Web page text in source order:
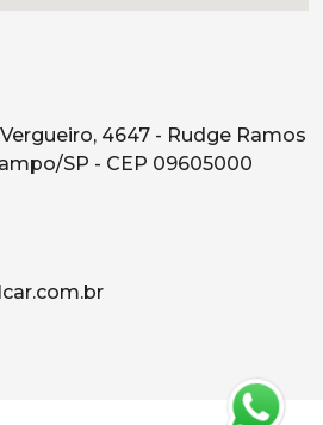
4647 - Rudge Ramos
SP - CEP 09605000